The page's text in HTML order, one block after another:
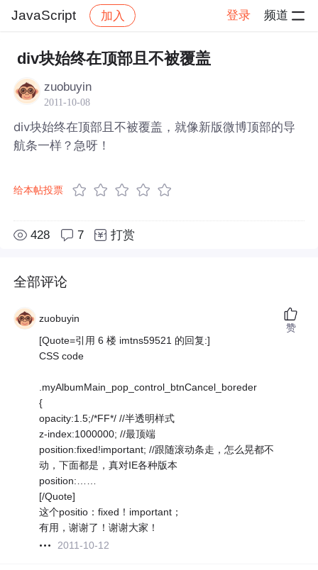
JavaScript 加入 登录 频道
社区 JavaScript 帖子详情
div块始终在顶部且不被覆盖
zuobuyin
2011-10-08
div块始终在顶部且不被覆盖，就像新版微博顶部的导
航条一样？急呀！
给本帖投票
428 7 打赏
全部评论
zuobuyin
[Quote=引用 6 楼 imtns59521 的回复:]
CSS code
.myAlbumMain_pop_control_btnCancel_boreder
{
opacity:1.5;/*FF*/ //半透明样式
z-index:1000000; //最顶端
position:fixed!important; //跟随滚动条走，怎么晃都不
动，下面都是，真对IE各种版本
position:……
[/Quote]
这个positio：fixed！important；
有用，谢谢了！谢谢大家！
2011-10-12
赞